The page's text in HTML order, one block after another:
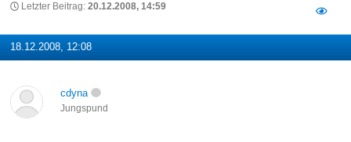
Letzter Beitrag:20.12.2008, 14:59
18.12.2008, 12:08
cdyna
Jungspund